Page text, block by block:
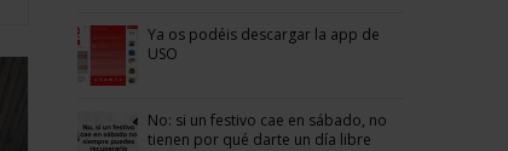
Ya os podéis descargar la app de
USO
No: si un festivo cae en sábado, no
tienen por qué darte un día libre